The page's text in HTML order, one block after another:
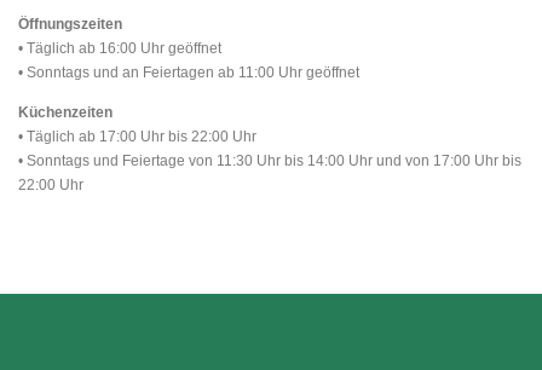
Öffnungszeiten
• Täglich ab 16:00 Uhr geöffnet
• Sonntags und an Feiertagen ab 11:00 Uhr geöffnet
Küchenzeiten
• Täglich ab 17:00 Uhr bis 22:00 Uhr
• Sonntags und Feiertage von 11:30 Uhr bis 14:00 Uhr und von 17:00 Uhr bis
22:00 Uhr